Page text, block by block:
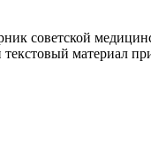
советской
материал